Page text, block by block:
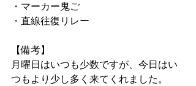
・マーカー鬼ご
・直線往復リレー
【備考】
月曜日はいつも少数ですが、今日はい
つもより少し多く来てくれました。